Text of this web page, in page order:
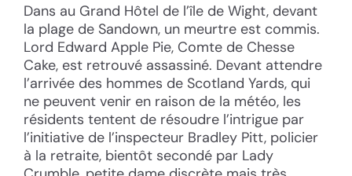
Dans au Grand Hôtel de l’île de Wight, devant
la plage de Sandown, un meurtre est commis.
Lord Edward Apple Pie, Comte de Chesse
Cake, est retrouvé assassiné. Devant attendre
l’arrivée des hommes de Scotland Yards, qui
ne peuvent venir en raison de la météo, les
résidents tentent de résoudre l’intrigue par
l’initiative de l’inspecteur Bradley Pitt, policier
à la retraite, bientôt secondé par Lady